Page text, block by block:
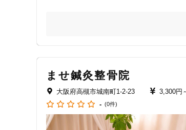
・日本で育まれた伝統的な東洋医学の思想
高槻駅から京都・梅田間の沿線各地域へ
かな技術で応えます。まずはお気軽にご相談
ませ鍼灸整骨院
大阪府高槻市城南町1-2-23 3,300円
- (0件)